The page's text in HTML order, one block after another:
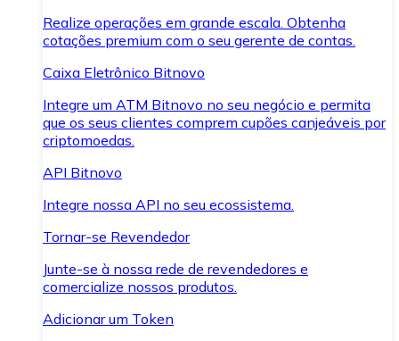
Realize operações em grande escala. Obtenha
cotações premium com o seu gerente de contas.
Caixa Eletrônico Bitnovo
Integre um ATM Bitnovo no seu negócio e permita
que os seus clientes comprem cupões canjeáveis por
criptomoedas.
API Bitnovo
Integre nossa API no seu ecossistema.
Tornar-se Revendedor
Junte-se à nossa rede de revendedores e
comercialize nossos produtos.
Adicionar um Token